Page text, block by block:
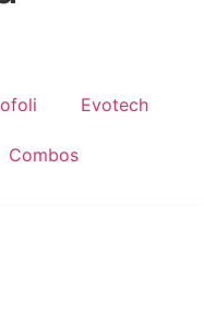
Evotech
Combos